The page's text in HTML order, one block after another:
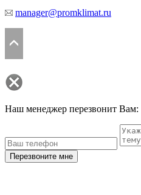
manager@promklimat.ru
Наш менеджер перезвонит Вам:
Перезвоните мне